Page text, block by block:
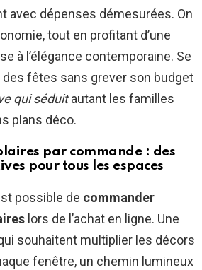
avec dépenses démesurées. On
tout en profitant d’une
à l’élégance contemporaine. Se
des fêtes sans grever son budget
qui séduitautant les familles
plans déco.
par commande : des
pour tous les espaces
possible de commander
lors de l’achat en ligne. Une
souhaitent multiplier les décors
fenêtre, un chemin lumineux